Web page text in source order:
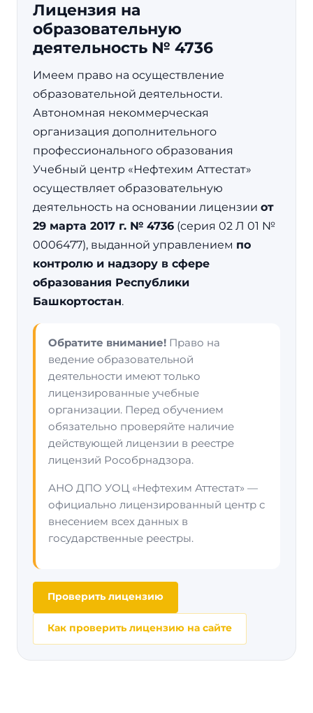
Лицензия на
образовательную
деятельность № 4736
Имеем право на осуществление
образовательной деятельности.
Автономная некоммерческая
организация дополнительного
профессионального образования
Учебный центр «Нефтехим Аттестат»
осуществляет образовательную
деятельность на основании лицензии от
29 марта 2017 г. № 4736 (серия 02 Л 01 №
0006477), выданной управлением по
контролю и надзору в сфере
образования Республики
Башкортостан.
Обратите внимание! Право на
ведение образовательной
деятельности имеют только
лицензированные учебные
организации. Перед обучением
обязательно проверяйте наличие
действующей лицензии в реестре
лицензий Рособрнадзора.
АНО ДПО УОЦ «Нефтехим Аттестат» —
официально лицензированный центр с
внесением всех данных в
государственные реестры.
Проверить лицензию
Как проверить лицензию на сайте